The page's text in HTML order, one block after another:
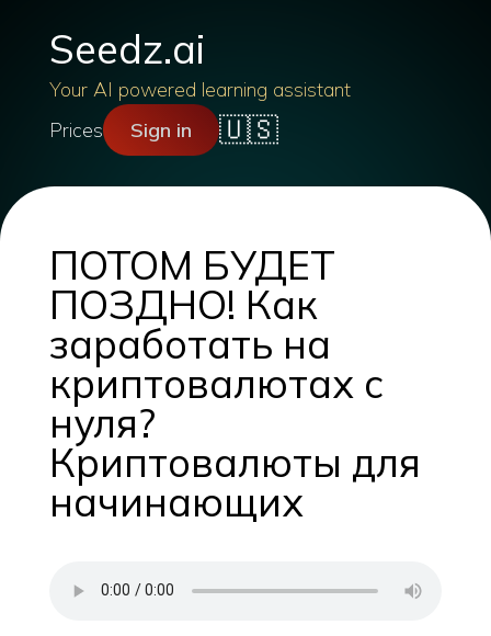
Seedz.ai
Your AI powered learning assistant
Prices
Sign in 🇺🇸
ПОТОМ БУДЕТ
ПОЗДНО! Как
заработать на
криптовалютах с
нуля?
Криптовалюты для
начинающих